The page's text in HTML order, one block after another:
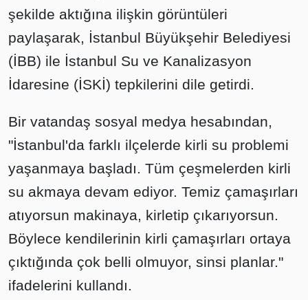
şekilde aktığına ilişkin görüntüleri
paylaşarak, İstanbul Büyükşehir Belediyesi
(İBB) ile İstanbul Su ve Kanalizasyon
İdaresine (İSKİ) tepkilerini dile getirdi.
Bir vatandaş sosyal medya hesabından,
"İstanbul'da farklı ilçelerde kirli su problemi
yaşanmaya başladı. Tüm çeşmelerden kirli
su akmaya devam ediyor. Temiz çamaşırları
atıyorsun makinaya, kirletip çıkarıyorsun.
Böylece kendilerinin kirli çamaşırları ortaya
çıktığında çok belli olmuyor, sinsi planlar."
ifadelerini kullandı.